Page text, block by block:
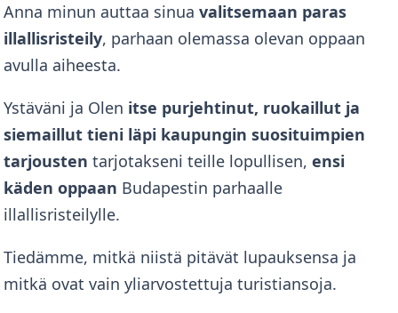
Anna minun auttaa sinuavalitsemaan paras
illallisristeily, parhaan olemassa olevan oppaan
avulla aiheesta.
Ystäväni ja Olen itse purjehtinut, ruokaillut ja
siemaillut tieni läpi kaupungin suosituimpien
tarjousten tarjotakseni teille lopullisen,ensi
käden oppaan Budapestin parhaalle
illallisristeilylle.
Tiedämme, mitkä niistä pitävät lupauksensa ja
mitkä ovat vain yliarvostettuja turistiansoja.